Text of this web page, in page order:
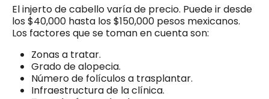
El injerto de cabello varía de precio. Puede ir desde
los $40,000 hasta los $150,000 pesos mexicanos.
Los factores que se toman en cuenta son:
Zonas a tratar.
Grado de alopecia.
Número de folículos a trasplantar.
Infraestructura de la clínica.